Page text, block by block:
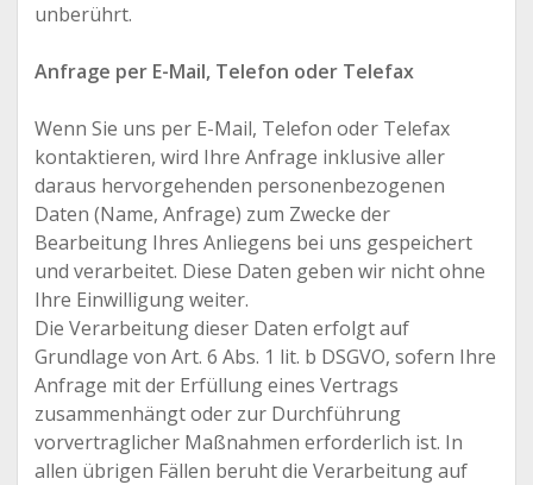
unberührt.
Anfrage per E-Mail, Telefon oder Telefax
Wenn Sie uns per E-Mail, Telefon oder Telefax
kontaktieren, wird Ihre Anfrage inklusive aller
daraus hervorgehenden personenbezogenen
Daten (Name, Anfrage) zum Zwecke der
Bearbeitung Ihres Anliegens bei uns gespeichert
und verarbeitet. Diese Daten geben wir nicht ohne
Ihre Einwilligung weiter.
Die Verarbeitung dieser Daten erfolgt auf
Grundlage von Art. 6 Abs. 1 lit. b DSGVO, sofern Ihre
Anfrage mit der Erfüllung eines Vertrags
zusammenhängt oder zur Durchführung
vorvertraglicher Maßnahmen erforderlich ist. In
allen übrigen Fällen beruht die Verarbeitung auf